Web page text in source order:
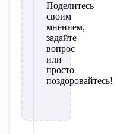
Поделитесь
своим
мнением,
задайте
вопрос
или
просто
поздоровайтесь!